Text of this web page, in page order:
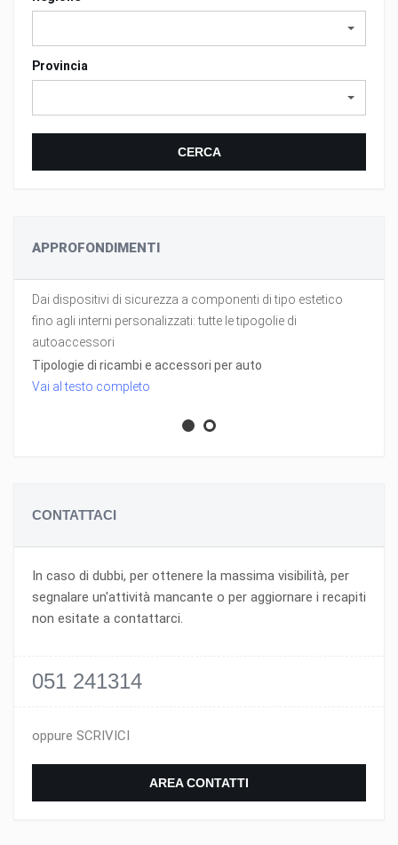
Provincia
CERCA
APPROFONDIMENTI
Dai dispositivi di sicurezza a componenti di tipo estetico
fino agli interni personalizzati: tutte le tipogolie di
autoaccessori
Tipologie di ricambi e accessori per auto
Vai al testo completo
CONTATTACI
In caso di dubbi, per ottenere la massima visibilità, per
segnalare un'attività mancante o per aggiornare i recapiti
non esitate a contattarci.
051 241314
oppure SCRIVICI
AREA CONTATTI